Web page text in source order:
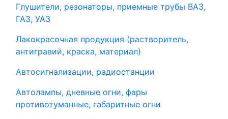
Глушители, резонаторы, приемные трубы ВАЗ,
ГАЗ, УАЗ
Лакокрасочная продукция (растворитель,
антигравий, краска, материал)
Автосигнализации, радиостанции
Автолампы, дневные огни, фары
противотуманные, габаритные огни